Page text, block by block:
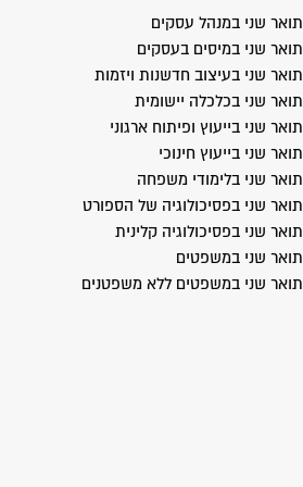
תואר שני במנהל עסקים
תואר שני במיסים בעסקים
תואר שני בעיצוב חדשנות ויזמות
תואר שני בכלכלה יישומית
תואר שני בייעוץ ופיתוח ארגוני
תואר שני בייעוץ חינוכי
תואר שני בלימודי משפחה
תואר שני בפסיכולוגיה של הספורט
תואר שני בפסיכולוגיה קלינית
תואר שני במשפטים
תואר שני במשפטים ללא משפטנים